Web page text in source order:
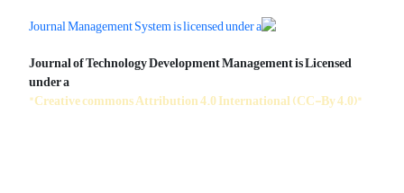
Journal of Technology Development Management is Licensed
under a
"Creative commons Attribution 4.0 International (CC-By 4.0)"